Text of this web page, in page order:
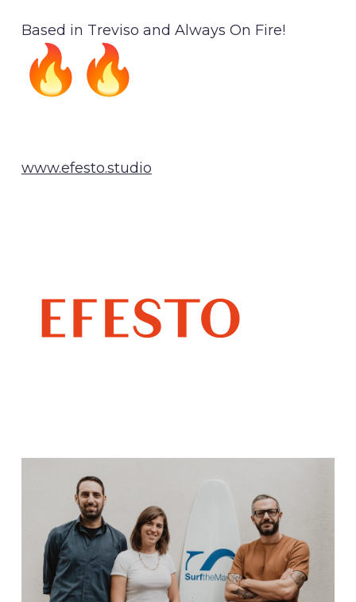
Based in Treviso and Always On Fire!
www.efesto.studio